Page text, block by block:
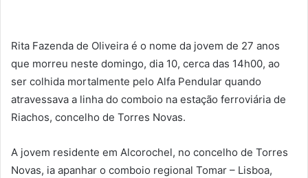
Rita Fazenda de Oliveira é o nome da jovem de 27 anos
que morreu neste domingo, dia 10, cerca das 14h00, ao
ser colhida mortalmente pelo Alfa Pendular quando
atravessava a linha do comboio na estação ferroviária de
Riachos, concelho de Torres Novas.
A jovem residente em Alcorochel, no concelho de Torres
Novas, ia apanhar o comboio regional Tomar – Lisboa,